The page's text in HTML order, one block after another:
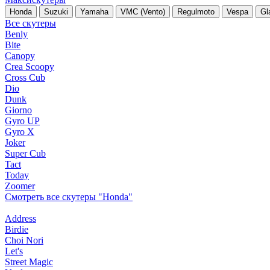
Honda Suzuki Yamaha VMC (Vento) Regulmoto Vespa
Все скутеры
Benly
Bite
Canopy
Crea Scoopy
Cross Cub
Dio
Dunk
Giorno
Gyro UP
Gyro X
Joker
Super Cub
Tact
Today
Zoomer
Смотреть все скутеры "Honda"
Address
Birdie
Choi Nori
Let's
Street Magic